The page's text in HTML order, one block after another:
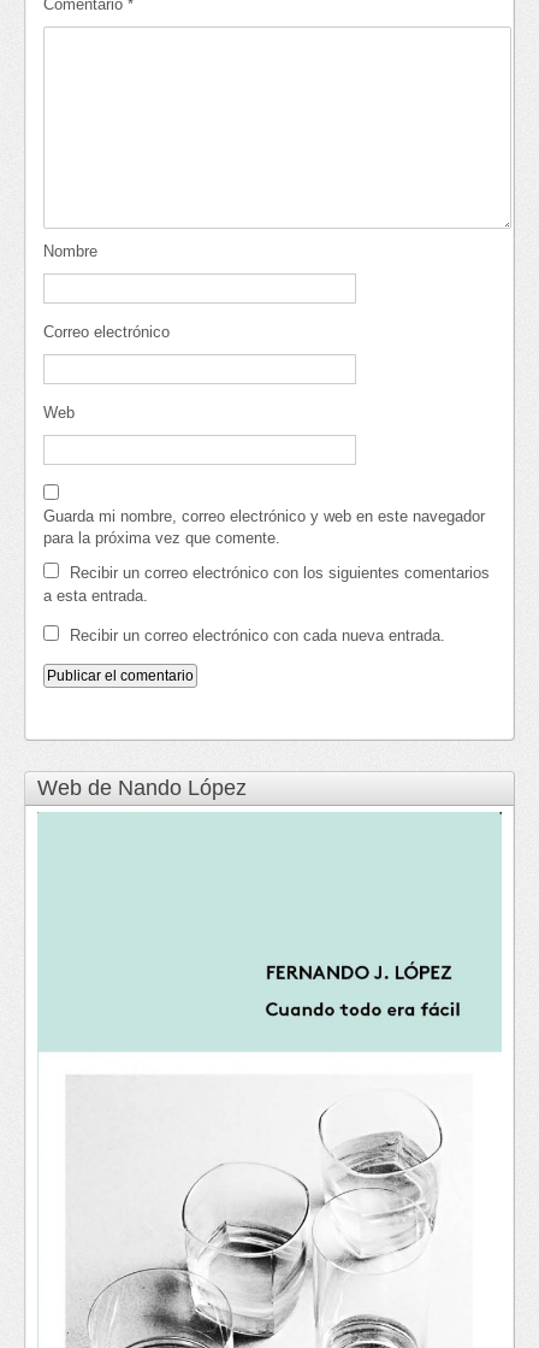
Comentario *
Nombre
Correo electrónico
Web
Guarda mi nombre, correo electrónico y web en este navegador
para la próxima vez que comente.
Recibir un correo electrónico con los siguientes comentarios
a esta entrada.
Recibir un correo electrónico con cada nueva entrada.
Web de Nando López